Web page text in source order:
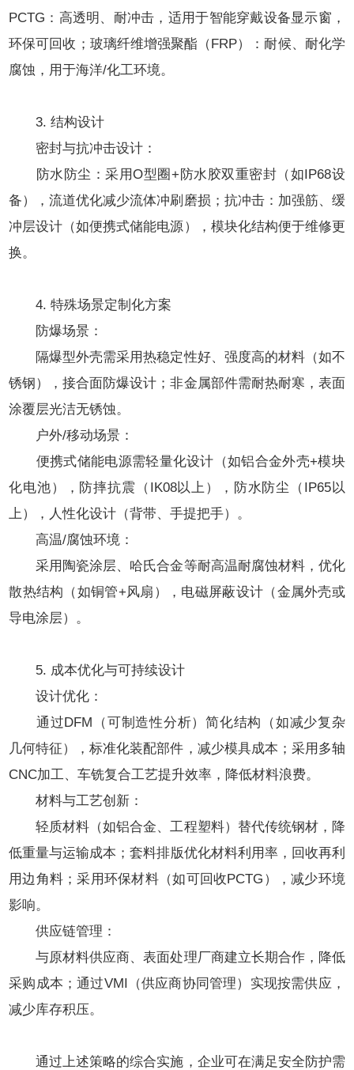
PCTG：高透明、耐冲击，适用于智能穿戴设备显示窗，
环保可回收；玻璃纤维增强聚酯（FRP）：耐候、耐化学
腐蚀，用于海洋/化工环境。
3. 结构设计
密封与抗冲击设计：
防水防尘：采用O型圈+防水胶双重密封（如IP68设
备），流道优化减少流体冲刷磨损；抗冲击：加强筋、缓
冲层设计（如便携式储能电源），模块化结构便于维修更
换。
4. 特殊场景定制化方案
防爆场景：
隔爆型外壳需采用热稳定性好、强度高的材料（如不
锈钢），接合面防爆设计；非金属部件需耐热耐寒，表面
涂覆层光洁无锈蚀。
户外/移动场景：
便携式储能电源需轻量化设计（如铝合金外壳+模块
化电池），防摔抗震（IK08以上），防水防尘（IP65以
上），人性化设计（背带、手提把手）。
高温/腐蚀环境：
采用陶瓷涂层、哈氏合金等耐高温耐腐蚀材料，优化
散热结构（如铜管+风扇），电磁屏蔽设计（金属外壳或
导电涂层）。
5. 成本优化与可持续设计
设计优化：
通过DFM（可制造性分析）简化结构（如减少复杂
几何特征），标准化装配部件，减少模具成本；采用多轴
CNC加工、车铣复合工艺提升效率，降低材料浪费。
材料与工艺创新：
轻质材料（如铝合金、工程塑料）替代传统钢材，降
低重量与运输成本；套料排版优化材料利用率，回收再利
用边角料；采用环保材料（如可回收PCTG），减少环境
影响。
供应链管理：
与原材料供应商、表面处理厂商建立长期合作，降低
采购成本；通过VMI（供应商协同管理）实现按需供应，
减少库存积压。
通过上述策略的综合实施，企业可在满足安全防护需